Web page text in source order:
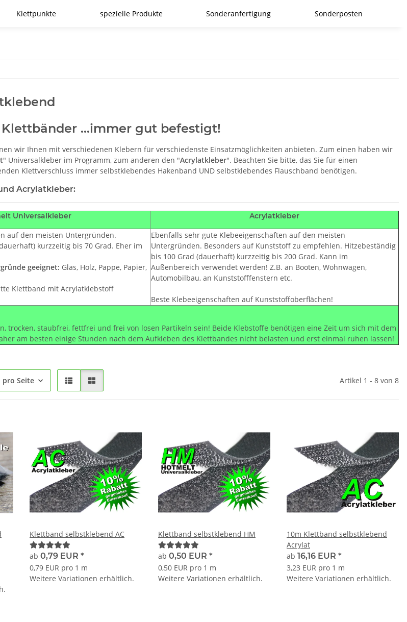
Klettpunkte spezielle Produkte Sonderanfertigung Sonderposten
...immer gut befestigt!
wir Ihnen mit verschiedenen Klebern für verschiedenste Einsatzmöglichkeiten anbieten. Zum einen haben wir
" Universalkleber im Programm, zum anderen den "Acrylatkleber". Beachten Sie bitte, das Sie für einen
Klettverschluss immer selbstklebendes Hakenband UND selbstklebendes Flauschband benötigen.
Acrylatkleber:
Universalkleber Acrylatkleber
auf den meisten Untergründen.
kurzzeitig bis 70 Grad. Eher im
geeignet: Glas, Holz, Pappe, Papier,
Klettband mit Acrylatklebstoff
Ebenfalls sehr gute Klebeeigenschaften auf den meisten
Untergründen. Besonders auf Kunststoff zu empfehlen. Hitzebeständig
bis 100 Grad (dauerhaft) kurzzeitig bis 200 Grad. Kann im
Außenbereich verwendet werden! Z.B. an Booten, Wohnwagen,
Automobilbau, an Kunststofffenstern etc.
Beste Klebeeigenschaften auf Kunststoffoberflächen!
trocken, staubfrei, fettfrei und frei von losen Partikeln sein! Beide Klebstoffe benötigen eine Zeit um sich mit dem
am besten einige Stunden nach dem Aufkleben des Klettbandes nicht belasten und erst einmal ruhen lassen!
pro Seite Artikel 1 - 8 von 8
Klettband selbstklebend AC
ab 0,79 EUR *
0,79 EUR pro 1 m
Weitere Variationen erhältlich.
Klettband selbstklebend HM
ab 0,50 EUR *
0,50 EUR pro 1 m
Weitere Variationen erhältlich.
10m Klettband selbstklebend
Acrylat
ab 16,16 EUR *
3,23 EUR pro 1 m
Weitere Variationen erhältlich.